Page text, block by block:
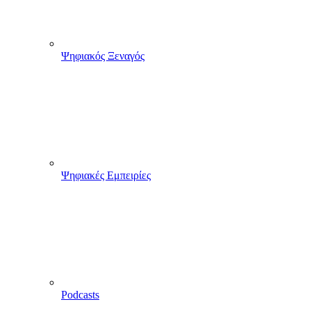
Ψηφιακός Ξεναγός
Ψηφιακές Εμπειρίες
Podcasts